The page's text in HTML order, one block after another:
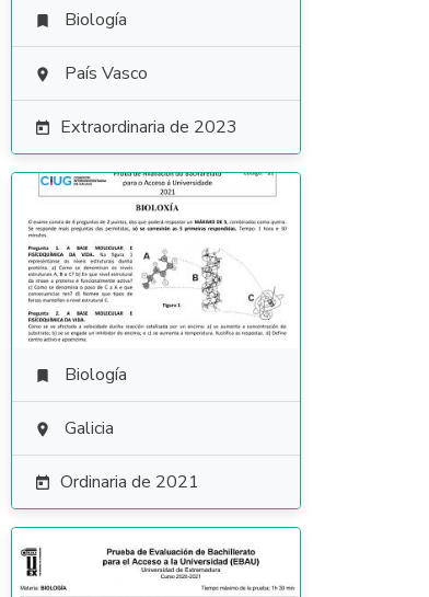
 Biología
 País Vasco
 Extraordinaria de 2023
 Biología
 Galicia
 Ordinaria de 2021